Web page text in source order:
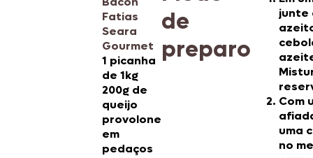
Fatias
Seara
Gourmet
1 picanha
de 1kg
200g de
queijo
provolone
em
pedaços
de
preparo
junte
Com
uma
no